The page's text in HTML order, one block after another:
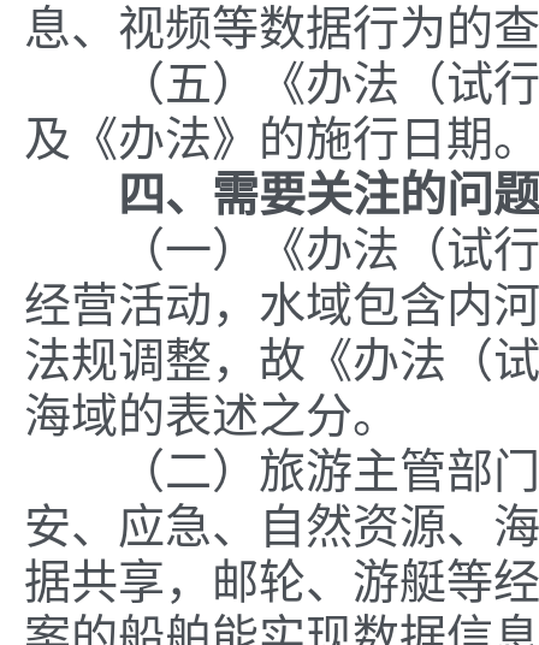
息、视频等数据行为的
（五）《办法 （试
及《办法》的施行日期。
四、需要关注的问题
（一）《办法 （试
经营活动，水域包含内
法规调整，故《办法 （
海域的表述之分。
（二）旅游主管部门
安、应急、自然资源、
据共享，邮轮、游艇等